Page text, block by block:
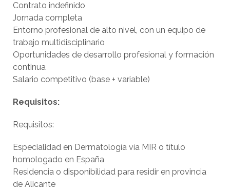
Contrato indefinido
Jornada completa
Entorno profesional de alto nivel, con un equipo de
trabajo multidisciplinario
Oportunidades de desarrollo profesional y formación
continua
Salario competitivo (base + variable)
Requisitos:
Requisitos:
Especialidad en Dermatología vía MIR o título
homologado en España
Residencia o disponibilidad para residir en provincia
de Alicante